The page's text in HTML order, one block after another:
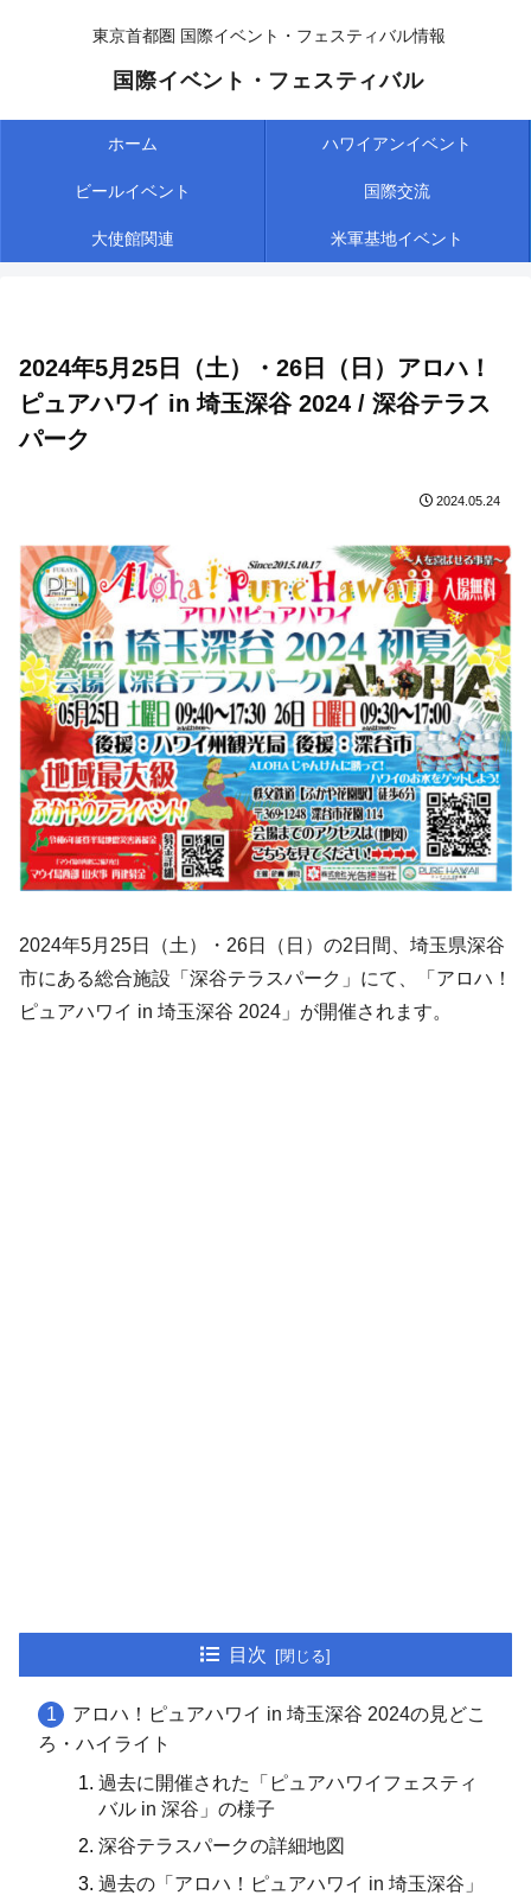
東京首都圏 国際イベント・フェスティバル情報
国際イベント・フェスティバル
ホーム ハワイアンイベント
ビールイベント 国際交流
大使館関連 米軍基地イベント
2024年5月25日（土）・26日（日）アロハ！
ピュアハワイ in 埼玉深谷 2024 / 深谷テラス
パーク
2024.05.24
2024年5月25日（土）・26日（日）の2日間、埼玉県深谷
市にある総合施設「深谷テラスパーク」にて、「アロハ！
ピュアハワイ in 埼玉深谷 2024」が開催されます。
目次
アロハ！ピュアハワイ in 埼玉深谷 2024の見どこ
ろ・ハイライト
過去に開催された「ピュアハワイフェスティ
バル in 深谷」の様子
深谷テラスパークの詳細地図
過去の「アロハ！ピュアハワイ in 埼玉深谷」